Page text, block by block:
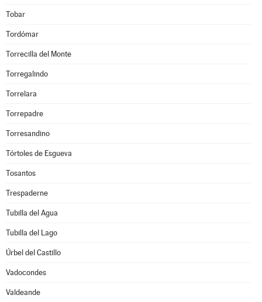
Tobar
Tordómar
Torrecilla del Monte
Torregalindo
Torrelara
Torrepadre
Torresandino
Tórtoles de Esgueva
Tosantos
Trespaderne
Tubilla del Agua
Tubilla del Lago
Úrbel del Castillo
Vadocondes
Valdeande